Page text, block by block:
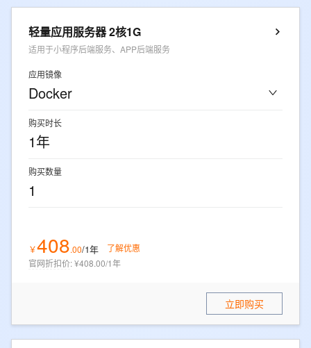
轻量应用服务器 2核1G
适用于小程序后端服务、APP后端服务
应用镜像
Docker
购买时长
1年
购买数量
1
￥408.00/1年
了解优惠
官网折扣价:¥408.00/1年
立即购买